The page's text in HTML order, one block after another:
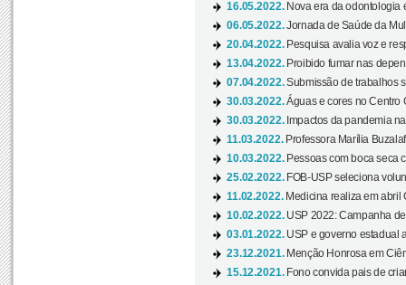
16.05.2022. Nova era da odontologia
06.05.2022.Jornada de Saúde da
20.04.2022. Pesquisa avalia voz e
13.04.2022. Proibido fumar nas
07.04.2022.Submissão de trabalhos
30.03.2022.Águas e cores no Centro
30.03.2022. Impactos da pandemia
11.03.2022. Professora Marília
10.03.2022. Pessoas com boca seca
25.02.2022. FOB-USP seleciona
11.02.2022. Medicina realiza em abril
10.02.2022. USP 2022: Campanha
03.01.2022. USP e governo estadual
23.12.2021. Menção Honrosa em
15.12.2021. Fono convida pais de